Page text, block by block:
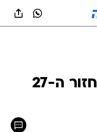
הצביעו לשער המחזור ה-27